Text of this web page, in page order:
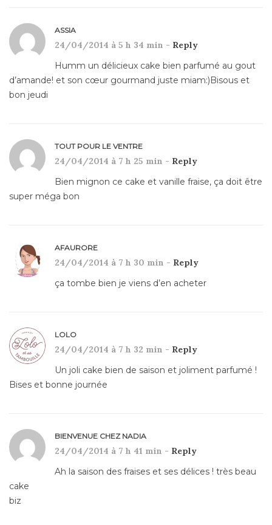
ASSIA
24/04/2014 à 5 h 34 min - Reply
Humm un délicieux cake bien parfumé au gout
d’amande! et son cœur gourmand juste miam:)Bisous et
bon jeudi
TOUT POUR LE VENTRE
24/04/2014 à 7 h 25 min - Reply
Bien mignon ce cake et vanille fraise, ça doit être
super méga bon
AFAURORE
24/04/2014 à 7 h 30 min - Reply
ça tombe bien je viens d’en acheter
LOLO
24/04/2014 à 7 h 32 min - Reply
Un joli cake bien de saison et joliment parfumé !
Bises et bonne journée
BIENVENUE CHEZ NADIA
24/04/2014 à 7 h 41 min - Reply
Ah la saison des fraises et ses délices ! très beau
cake
biz